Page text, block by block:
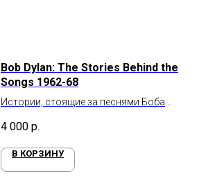
Bob Dylan: The Stories Behind the
Songs 1962-68
Истории, стоящие за песнями Боба
4 000 р.
В КОРЗИНУ